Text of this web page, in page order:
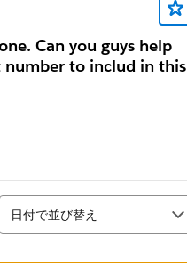
Can you guys help
number to includ in this
並び替え
日付で並び替え